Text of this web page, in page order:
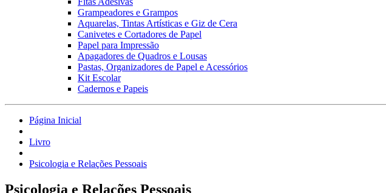
Grampeadores e Grampos
Aquarelas, Tintas Artísticas e Giz de Cera
Canivetes e Cortadores de Papel
Papel para Impressão
Apagadores de Quadros e Lousas
Pastas, Organizadores de Papel e Acessórios
Kit Escolar
Cadernos e Papeis
Página Inicial
Livro
Psicologia e Relações Pessoais
Psicologia e Relações Pessoais